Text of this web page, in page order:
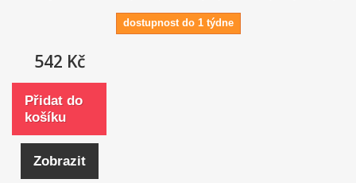
dostupnost do 1 týdne
542 Kč
Přidat do
košíku
Zobrazit